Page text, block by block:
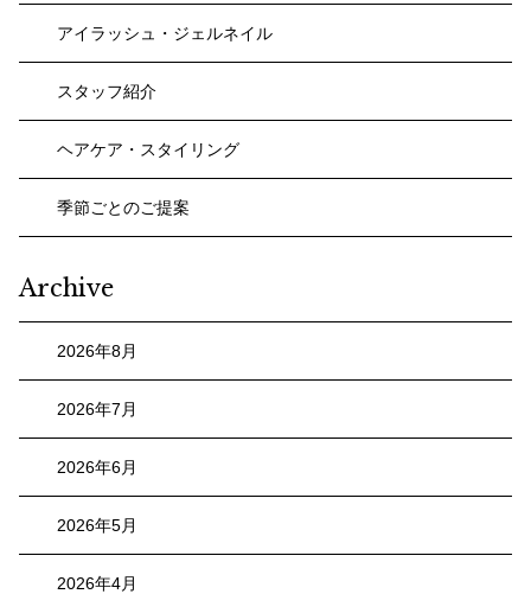
アイラッシュ・ジェルネイル
スタッフ紹介
ヘアケア・スタイリング
季節ごとのご提案
Archive
2026年8月
2026年7月
2026年6月
2026年5月
2026年4月